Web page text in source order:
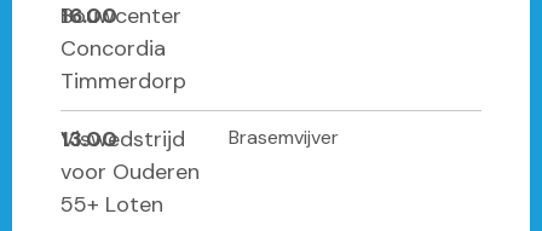
16.00
Bouwcenter
Concordia
Timmerdorp
13.00
Viswedstrijd
voor Ouderen
55+ Loten
Brasemvijver